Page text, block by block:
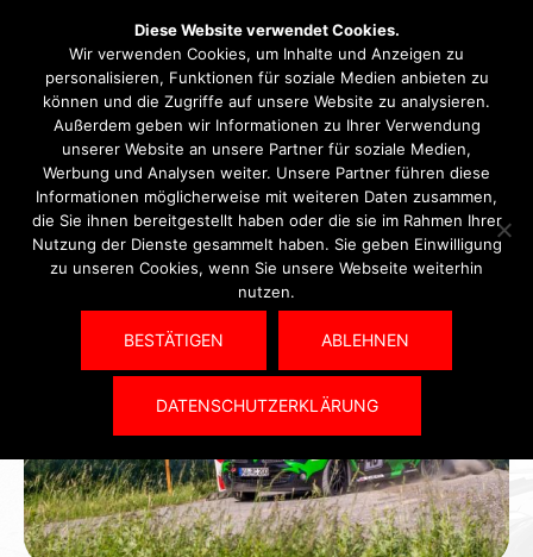
Frank Alzheimer
Diese Website verwendet Cookies.
Wir verwenden Cookies, um Inhalte und Anzeigen zu
personalisieren, Funktionen für soziale Medien anbieten zu
können und die Zugriffe auf unsere Website zu analysieren.
Außerdem geben wir Informationen zu Ihrer Verwendung
unserer Website an unsere Partner für soziale Medien,
Werbung und Analysen weiter. Unsere Partner führen diese
Informationen möglicherweise mit weiteren Daten zusammen,
die Sie ihnen bereitgestellt haben oder die sie im Rahmen Ihrer
Nutzung der Dienste gesammelt haben. Sie geben Einwilligung
zu unseren Cookies, wenn Sie unsere Webseite weiterhin
nutzen.
BESTÄTIGEN ABLEHNEN
DATENSCHUTZERKLÄRUNG